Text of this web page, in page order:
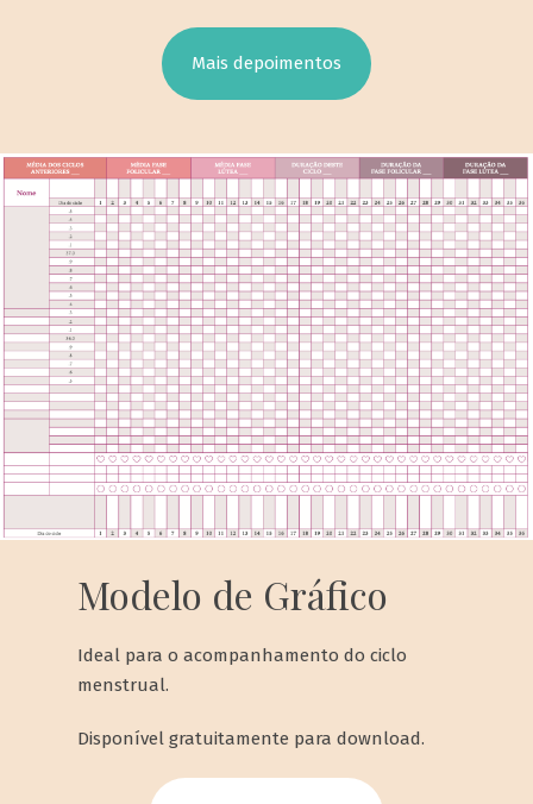
Mais depoimentos
Modelo de Gráfico
Ideal para o acompanhamento do ciclo
menstrual.
Disponível gratuitamente para download.